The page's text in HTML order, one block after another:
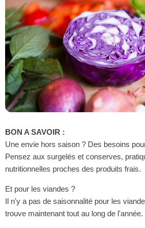
BON A SAVOIR :
Une envie hors saison ? Des besoins
Pensez aux surgelés et conserves,
nutritionnelles proches des produits frais.
Et pour les viandes ?
Il n'y a pas de saisonnalité pour les
trouve maintenant tout au long de l'année.